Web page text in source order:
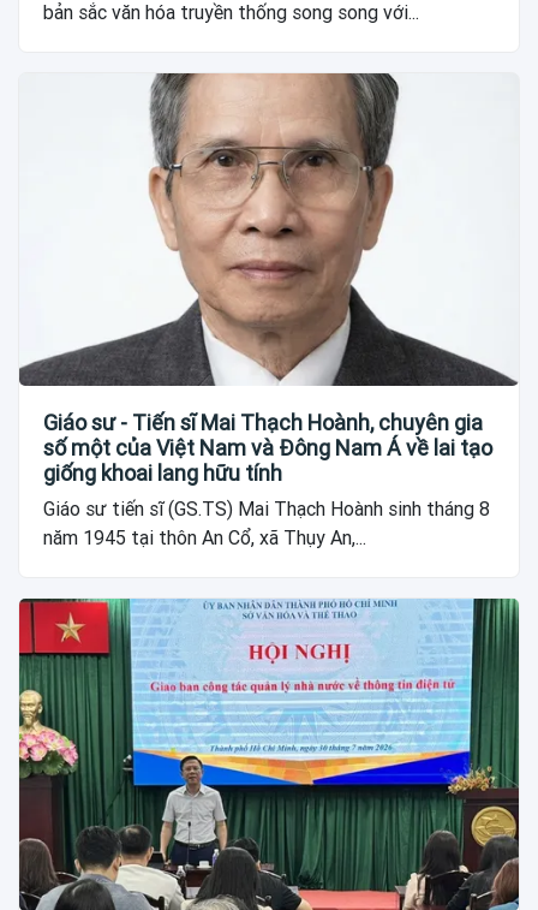
bản sắc văn hóa truyền thống song song với...
Giáo sư - Tiến sĩ Mai Thạch Hoành, chuyên gia
số một của Việt Nam và Đông Nam Á về lai tạo
giống khoai lang hữu tính
Giáo sư tiến sĩ (GS.TS) Mai Thạch Hoành sinh tháng 8
năm 1945 tại thôn An Cổ, xã Thụy An,...